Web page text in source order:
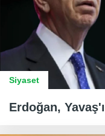
Siyaset
Erdoğan,